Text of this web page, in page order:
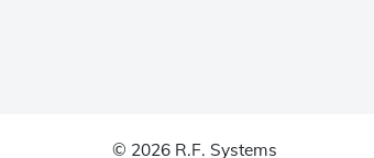
© 2026 R.F. Systems